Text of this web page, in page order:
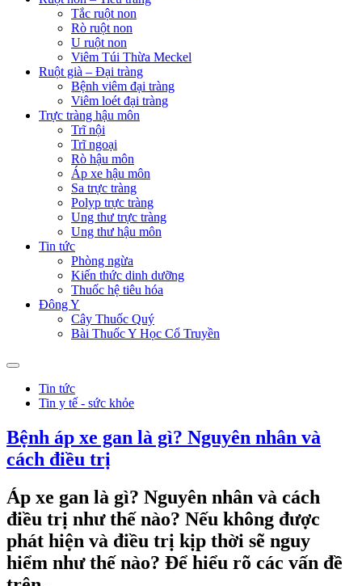
Tắc ruột non
Rò ruột non
U ruột non
Viêm Túi Thừa Meckel
Ruột già – Đại tràng
Bệnh viêm đại tràng
Viêm loét đại tràng
Trực tràng hậu môn
Trĩ nội
Trĩ ngoại
Rò hậu môn
Áp xe hậu môn
Sa trực tràng
Polyp trực tràng
Ung thư trực tràng
Ung thư hậu môn
Tin tức
Phòng ngừa
Kiến thức dinh dưỡng
Thuốc hệ tiêu hóa
Đông Y
Cây Thuốc Quý
Bài Thuốc Y Học Cổ Truyền
Tin tức
Tin y tế - sức khỏe
Bệnh áp xe gan là gì? Nguyên nhân và
cách điều trị
Áp xe gan là gì? Nguyên nhân và cách
điều trị như thế nào? Nếu không được
phát hiện và điều trị kịp thời sẽ nguy
hiểm như thế nào? Để hiểu rõ các vấn đề